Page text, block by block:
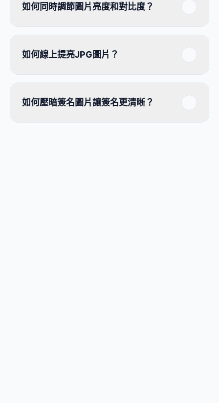
如何同時調節圖片亮度和對比度？
如何線上提亮JPG圖片？
如何壓暗簽名圖片讓簽名更清晰？